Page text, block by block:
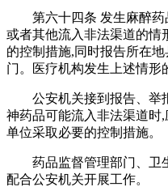
第六十四条 发生麻醉
或者其他流入非法渠道的情
的控制措施,同时报告所在
门。医疗机构发生上述情形
公安机关接到报告、举
神药品可能流入非法渠道时
单位采取必要的控制措施。
药品监督管理部门、卫
配合公安机关开展工作。